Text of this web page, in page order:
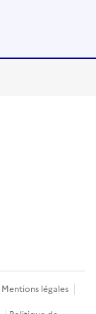
Mentions légales